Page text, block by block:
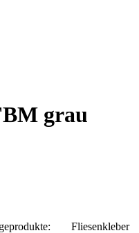
grau
Fliesenkleber